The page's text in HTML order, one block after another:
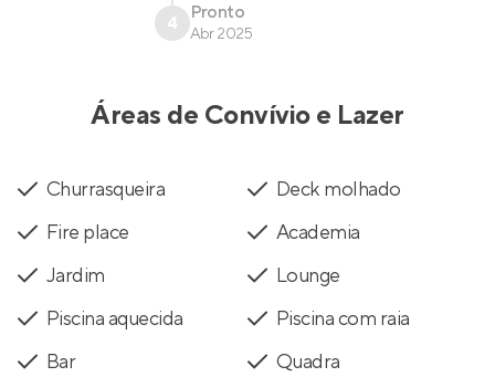
4 Pronto
Abr 2025
Áreas de Convívio e Lazer
Churrasqueira
Deck molhado
Fire place
Academia
Jardim
Lounge
Piscina aquecida
Piscina com raia
Bar
Quadra